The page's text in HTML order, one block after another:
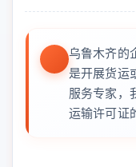
乌鲁木齐的
是开展货运
服务专家，
运输许可证